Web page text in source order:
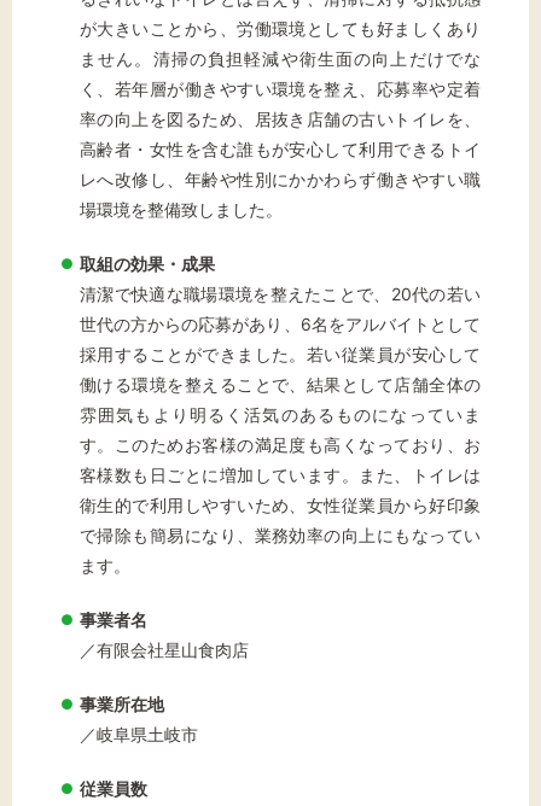
が大きいことから、労働環境としても好ましくあり
ません。清掃の負担軽減や衛生面の向上だけでな
く、若年層が働きやすい環境を整え、応募率や定着
率の向上を図るため、居抜き店舗の古いトイレを、
高齢者・女性を含む誰もが安心して利用できるトイ
レへ改修し、年齢や性別にかかわらず働きやすい職
場環境を整備致しました。
取組の効果・成果
清潔で快適な職場環境を整えたことで、20代の若い
世代の方からの応募があり、6名をアルバイトとして
採用することができました。若い従業員が安心して
働ける環境を整えることで、結果として店舗全体の
雰囲気もより明るく活気のあるものになっていま
す。このためお客様の満足度も高くなっており、お
客様数も日ごとに増加しています。また、トイレは
衛生的で利用しやすいため、女性従業員から好印象
で掃除も簡易になり、業務効率の向上にもなってい
ます。
事業者名
／有限会社星山食肉店
事業所在地
／岐阜県土岐市
従業員数